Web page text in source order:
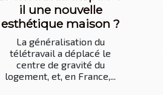
il une nouvelle
esthétique maison ?
La généralisation du
télétravail a déplacé le
centre de gravité du
logement, et, en France,...